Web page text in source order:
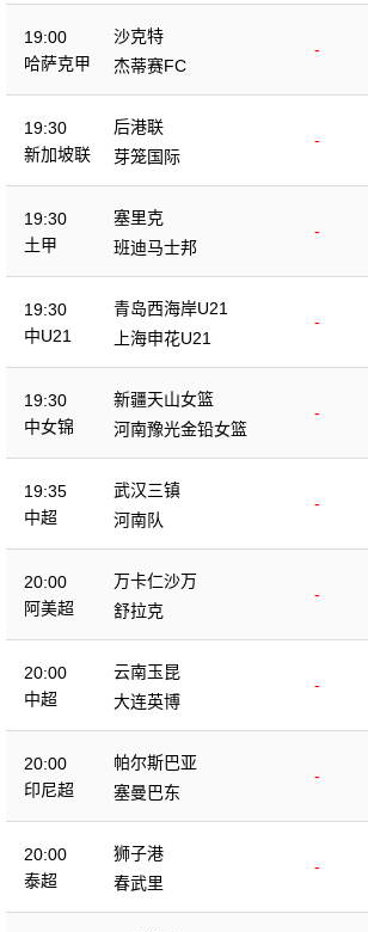
19:00
哈萨克甲
沙克特
-
杰蒂赛FC
19:30
新加坡联
后港联
-
芽笼国际
19:30
土甲
塞里克
-
班迪马士邦
19:30
中U21
青岛西海岸U21
-
上海申花U21
19:30
中女锦
新疆天山女篮
-
河南豫光金铅女篮
19:35
中超
武汉三镇
-
河南队
20:00
阿美超
万卡仁沙万
-
舒拉克
20:00
中超
云南玉昆
-
大连英博
20:00
印尼超
帕尔斯巴亚
-
塞曼巴东
20:00
泰超
狮子港
-
春武里